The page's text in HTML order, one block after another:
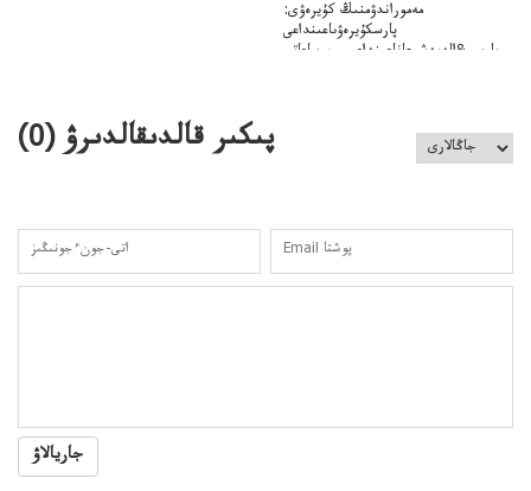
مەموراندۋمنىڭ كۇيرەۋى:
پارسكۇيرەۋىاعىنداعى
پارسى&الەمدشىعاناعىنداعىسىن ساعاتى
پىكىر قالدىقالدىرۋ (0
)
جاريالاۋ